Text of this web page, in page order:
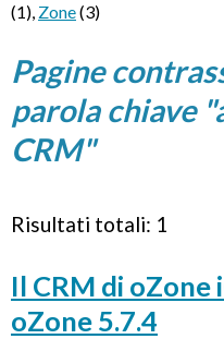
(1), Zone(3)
Pagine
parola chiave
CRM"
Risultati totali: 1
Il CRM di oZone
oZone 5.7.4